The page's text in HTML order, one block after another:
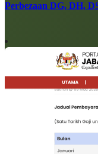
Perbezaan DG, DH,